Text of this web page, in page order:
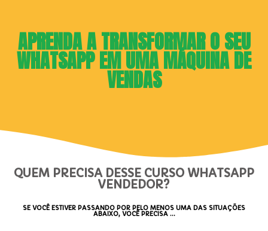
APRENDA A TRANSFORMAR O SEU
WHATSAPP EM UMA MÁQUINA DE
VENDAS
QUEM PRECISA DESSE CURSO WHATSAPP
VENDEDOR?
SE VOCÊ ESTIVER PASSANDO POR PELO MENOS UMA DAS SITUAÇÕES
ABAIXO, VOCÊ PRECISA …